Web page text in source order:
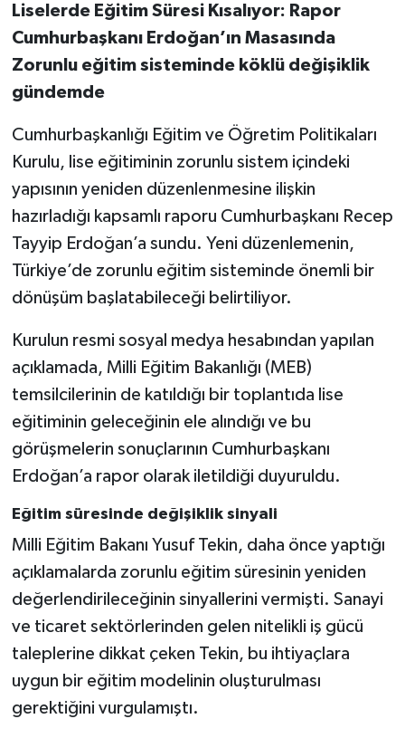
Liselerde Eğitim Süresi Kısalıyor: Rapor
Cumhurbaşkanı Erdoğan’ın Masasında
Zorunlu eğitim sisteminde köklü değişiklik
gündemde
Cumhurbaşkanlığı Eğitim ve Öğretim Politikaları
Kurulu, lise eğitiminin zorunlu sistem içindeki
yapısının yeniden düzenlenmesine ilişkin
hazırladığı kapsamlı raporu Cumhurbaşkanı Recep
Tayyip Erdoğan’a sundu. Yeni düzenlemenin,
Türkiye’de zorunlu eğitim sisteminde önemli bir
dönüşüm başlatabileceği belirtiliyor.
Kurulun resmi sosyal medya hesabından yapılan
açıklamada, Milli Eğitim Bakanlığı (MEB)
temsilcilerinin de katıldığı bir toplantıda lise
eğitiminin geleceğinin ele alındığı ve bu
görüşmelerin sonuçlarının Cumhurbaşkanı
Erdoğan’a rapor olarak iletildiği duyuruldu.
Eğitim süresinde değişiklik sinyali
Milli Eğitim Bakanı Yusuf Tekin, daha önce yaptığı
açıklamalarda zorunlu eğitim süresinin yeniden
değerlendirileceğinin sinyallerini vermişti. Sanayi
ve ticaret sektörlerinden gelen nitelikli iş gücü
taleplerine dikkat çeken Tekin, bu ihtiyaçlara
uygun bir eğitim modelinin oluşturulması
gerektiğini vurgulamıştı.